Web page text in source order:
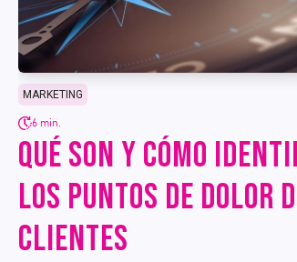
MARKETING
6 min.
QUÉ SON Y CÓMO
LOS PUNTOS DE DOLOR
CLIENTES